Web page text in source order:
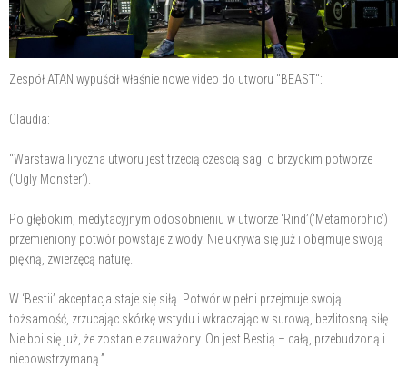
Zespół ATAN wypuścił właśnie nowe video do utworu "BEAST":
Claudia:
“Warstawa liryczna utworu jest trzecią czescią sagi o brzydkim potworze
(‘Ugly Monster’).
Po głębokim, medytacyjnym odosobnieniu w utworze ‘Rind’(‘Metamorphic’)
przemieniony potwór powstaje z wody. Nie ukrywa się już i obejmuje swoją
piękną, zwierzęcą naturę.
W ‘Bestii’ akceptacja staje się siłą. Potwór w pełni przejmuje swoją
tożsamość, zrzucając skórkę wstydu i wkraczając w surową, bezlitosną siłę.
Nie boi się już, że zostanie zauważony. On jest Bestią – całą, przebudzoną i
niepowstrzymaną.”